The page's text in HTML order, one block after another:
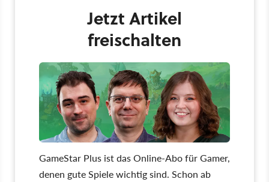
Jetzt Artikel
freischalten
GameStar Plus ist das Online-Abo für Gamer,
denen gute Spiele wichtig sind. Schon ab